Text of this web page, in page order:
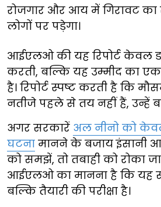
रोजगार और आय में गिरावट का
लोगों पर पड़ेगा।
आईएलओ की यह रिपोर्ट केवल
करती, बल्कि यह उम्मीद का एक
है। रिपोर्ट स्पष्ट करती है कि
नतीजे पहले से तय नहीं हैं, उन्हें
अगर सरकारें अल नीनो को
घटना मानने के बजाय इंसानी
को समझें, तो तबाही को रोका
आईएलओ का मानना है कि यह
बल्कि तैयारी की परीक्षा है।